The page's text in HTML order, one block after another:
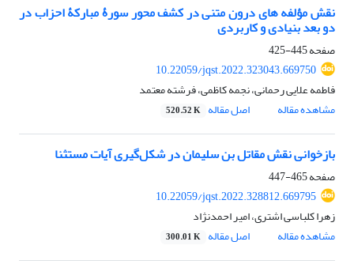
نقش مؤلفه های درون متنی در کشف محور سورۀ مبارکۀ احزاب در
دو بعد بنیادی و کاربردی
صفحه445-425
10.22059/jqst.2022.323043.669750
فاطمه علایی رحمانی، نجمه کاظمی، فرشته معتمد
مشاهده مقاله
اصل مقاله 520.52 K
بازخوانی نقش مقاتل بن سلیمان در شکل‌گیری آیات مستثنا
صفحه465-447
10.22059/jqst.2022.328812.669795
زهرا کلباسی اشتری، امیر احمدنژاد
مشاهده مقاله
اصل مقاله 300.01 K